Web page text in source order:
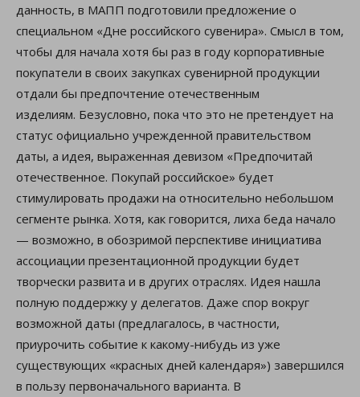
данность, в МАПП подготовили предложение о
специальном «Дне российского сувенира». Смысл в том,
чтобы для начала хотя бы раз в году корпоративные
покупатели в своих закупках сувенирной продукции
отдали бы предпочтение отечественным
изделиям. Безусловно, пока что это не претендует на
статус официально учрежденной правительством
даты, а идея, выраженная девизом «Предпочитай
отечественное. Покупай российское» будет
стимулировать продажи на относительно небольшом
сегменте рынка. Хотя, как говорится, лиха беда начало
— возможно, в обозримой перспективе инициатива
ассоциации презентационной продукции будет
творчески развита и в других отраслях. Идея нашла
полную поддержку у делегатов. Даже спор вокруг
возможной даты (предлагалось, в частности,
приурочить событие к какому-нибудь из уже
существующих «красных дней календаря») завершился
в пользу первоначального варианта. В